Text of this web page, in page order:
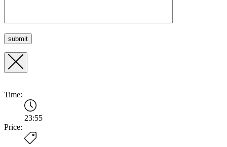
Time:
23:55
Price: